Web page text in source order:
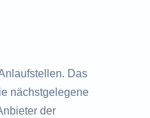
Das
nächstgelegene
der